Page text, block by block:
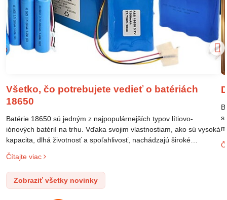
Všetko, čo potrebujete vedieť o batériách
18650
Batérie 18650 sú jedným z najpopulárnejších typov lítiovo-
iónových batérií na trhu. Vďaka svojim vlastnostiam, ako sú vysoká
kapacita, dlhá životnosť a spoľahlivosť, nachádzajú široké
po elektrické vozidlá. Pochopenie ich delenia, označovania a
správneho používania je kľúčom k ich efektívnemu a bezpečnému
využitiu.
Čítajte viac
Zobraziť všetky novinky